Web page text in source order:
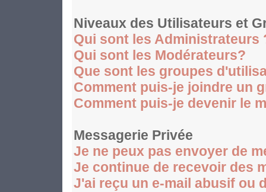
Niveaux des Utilisateurs et
Qui sont les Administrateurs
Qui sont les Modérateurs?
Que sont les groupes
Comment puis-je joindre un
Comment puis-je devenir le
Messagerie Privée
Je ne peux pas envoyer de
Je continue de recevoir des
J'ai reçu un e-mail abusif ou